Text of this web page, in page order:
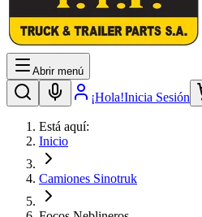
Abrir menú
¡Hola!Inicia Sesión
Está aquí:
Inicio
Camiones Sinotruk